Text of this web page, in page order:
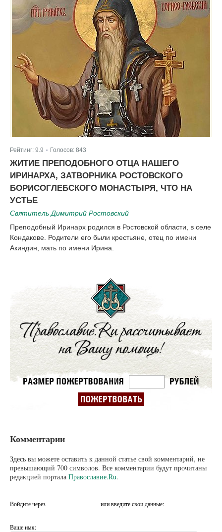
Рейтинг: 9.9 Голосов: 843
ЖИТИЕ ПРЕПОДОБНОГО ОТЦА НАШЕГО
ИРИНАРХА, ЗАТВОРНИКА РОСТОВСКОГО
БОРИСОГЛЕБСКОГО МОНАСТЫРЯ, ЧТО НА
УСТЬЕ
Святитель Димитрий Ростовский
Преподобный Иринарх родился в Ростовской области, в селе
Кондакове. Родители его были крестьяне, отец по имени
Акиндин, мать по имени Ирина.
Комментарии
Здесь вы можете оставить к данной статье свой комментарий, не
превышающий 700 символов. Все комментарии будут прочитаны
редакцией портала Православие.Ru.
Войдите через или введите свои данные:
Ваше имя: